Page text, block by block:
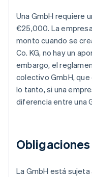
Una GmbH requiere
€25,000. La
monto cuando se
Co. KG, no hay un
embargo, el
colectivo GmbH,
lo tanto, si una
diferencia entre una
La GmbH está